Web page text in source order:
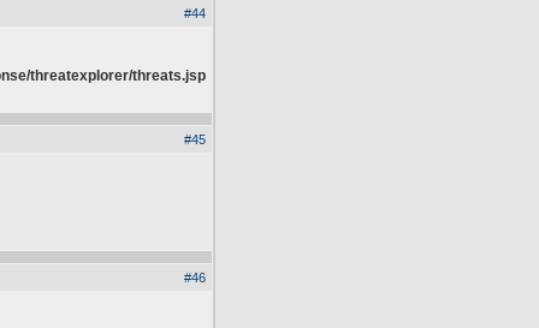
#44
threatexplorer/threats.jsp
#45
#46